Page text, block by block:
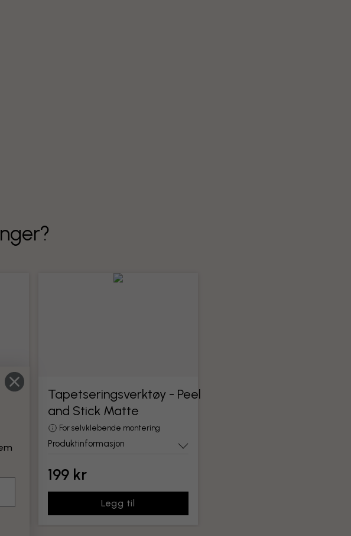
Tapetseringsverktøy - Peel
and Stick Matte
For selvklebende montering
Produktinformasjon
199 kr
Legg til